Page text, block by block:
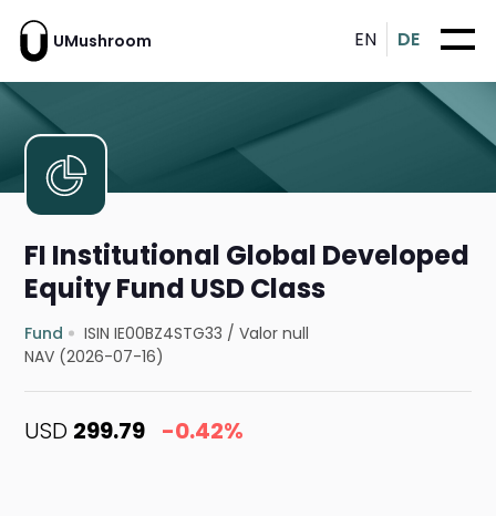
UMushroom EN DE
FI Institutional Global Developed
Equity Fund USD Class
Fund ISIN IE00BZ4STG33 /Valor null
NAV (2026-07-16)
USD 299.79 -0.42%